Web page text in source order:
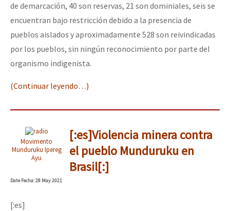
de demarcación, 40 son reservas, 21 son dominiales, seis se
encuentran bajo restricción debido a la presencia de
pueblos aislados y aproximadamente 528 son reivindicadas
por los pueblos, sin ningún reconocimiento por parte del
organismo indigenista.
(Continuar leyendo…)
Movimento
Munduruku Ipereg
Ayu
[:es]Violencia minera contra
el pueblo Munduruku en
Brasil[:]
DateFecha: 28 May 2021
[:es]